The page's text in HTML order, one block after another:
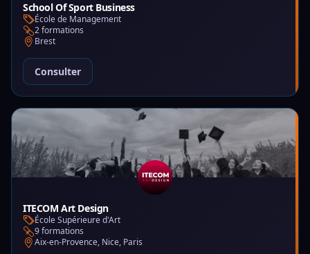
School Of Sport Business
École de Management
2 formations
Brest
Consulter
ITECOM Art Design
École Supérieure d'Art
9 formations
Aix-en-Provence, Nice, Paris